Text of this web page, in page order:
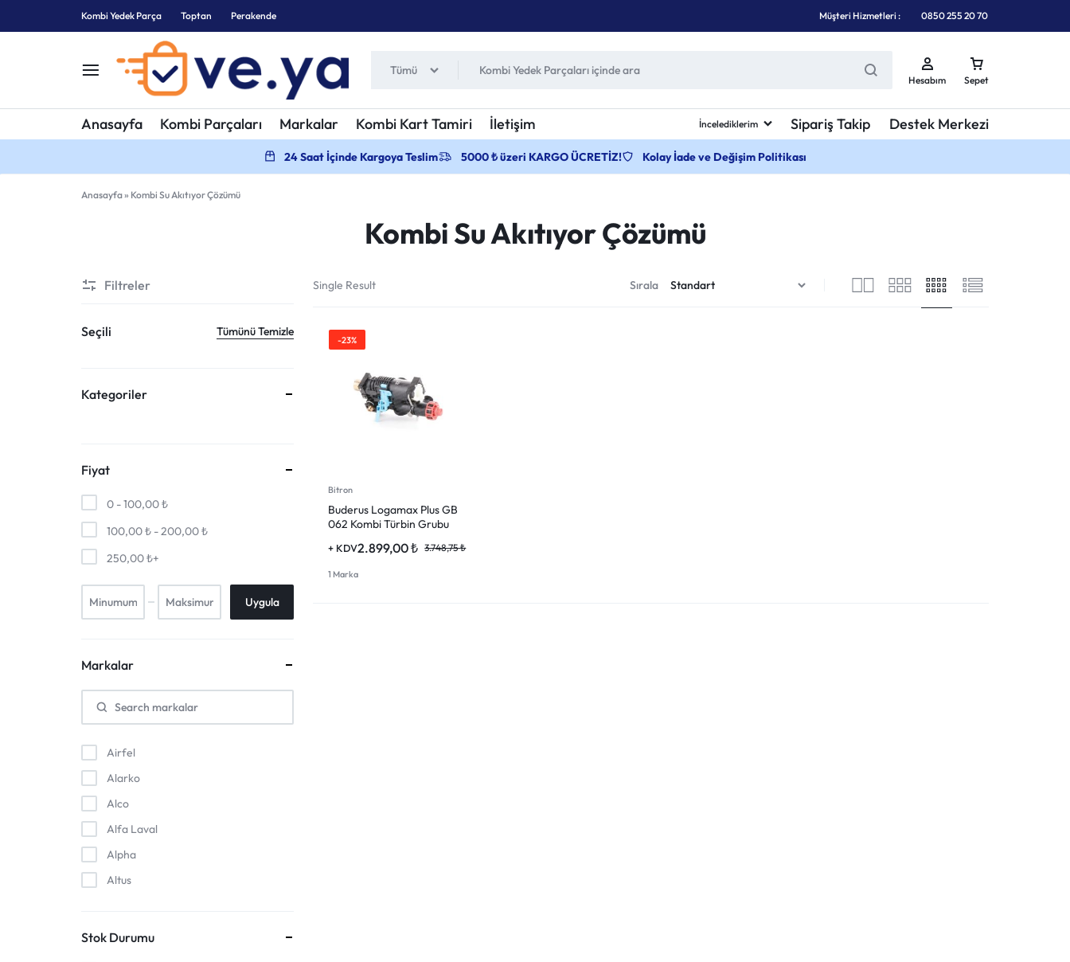
Kombi Yedek Parça Toptan Perakende Müşteri Hizmetleri : 0850 255 20 70
KOMBI
PARÇA
KOMBI
Tümü
Hesabım Sepet
Anasayfa Kombi Parçaları Markalar Kombi Kart Tamiri İletişim İncelediklerim Sipariş Takip Destek Merkezi
24 Saat İçinde Kargoya Teslim 5000 ₺ üzeri KARGO ÜCRETİZ! Kolay İade ve Değişim Politikası
Anasayfa» Kombi Su Akıtıyor Çözümü
Kombi Su Akıtıyor Çözümü
Single Result Sırala
-23%
Bitron
Buderus Logamax Plus GB
062 Kombi Türbin Grubu
3.748,75₺
2.899,00₺
+ KDV
1 Marka
Filtreler
Seçili Tümünü Temizle
Kategoriler
Fiyat
0 -100,00₺
100,00₺ -200,00₺
250,00₺+
Uygula
Markalar
Airfel
Alarko
Alco
Alfa Laval
Alpha
Altus
Arçelik
Stok Durumu